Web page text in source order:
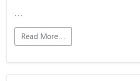
…
Read More…